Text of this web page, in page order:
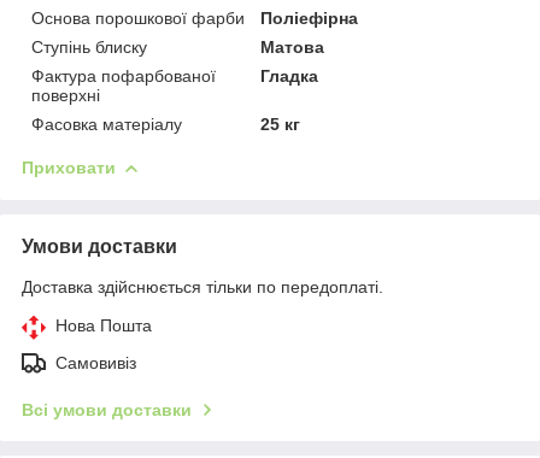
Основа порошкової фарби
Поліефірна
Ступінь блиску
Матова
Фактура пофарбованої
поверхні
Гладка
Фасовка матеріалу 25 кг
Приховати
Умови доставки
Доставка здійснюється тільки по передоплаті.
Нова Пошта
Самовивіз
Всі умови доставки